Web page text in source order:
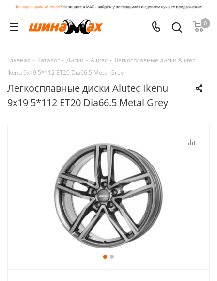
0
Главная - Каталог - Диски - Alutec - Легкосплавные диски Alutec
Ikenu 9x19 5*112 ET20 Dia66.5 Metal Grey
Легкосплавные диски Alutec Ikenu
9x19 5*112 ET20 Dia66.5 Metal Grey